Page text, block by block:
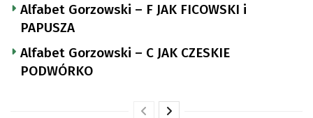
Alfabet Gorzowski – F JAK FICOWSKI i
PAPUSZA
Alfabet Gorzowski – C JAK CZESKIE
PODWÓRKO